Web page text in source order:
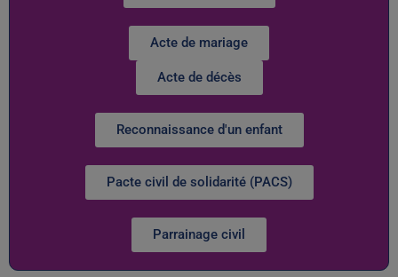
Acte de mariage
Acte de décès
Reconnaissance d'un enfant
Pacte civil de solidarité (PACS)
Parrainage civil